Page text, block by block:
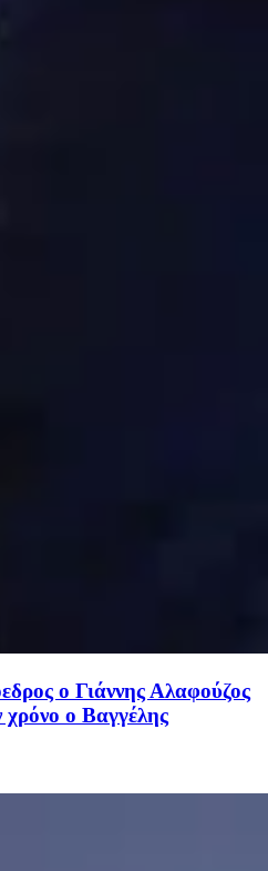
ο Γιάννης Αλαφούζος
χρόνο ο Βαγγέλης